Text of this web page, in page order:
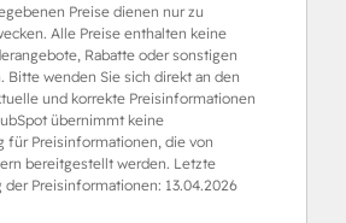
Preise dienen nur zu
Alle Preise enthalten keine
Rabatte oder sonstigen
Bitte wenden Sie sich direkt an den
und korrekte Preisinformationen
übernimmt keine
für Preisinformationen, die von
bereitgestellt werden. Letzte
der Preisinformationen: 13.04.2026